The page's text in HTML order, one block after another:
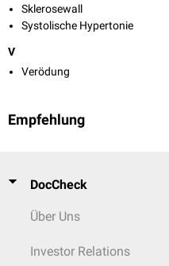
Sklerosewall
Systolische Hypertonie
V
Verödung
Empfehlung
DocCheck
Über Uns
Investor Relations